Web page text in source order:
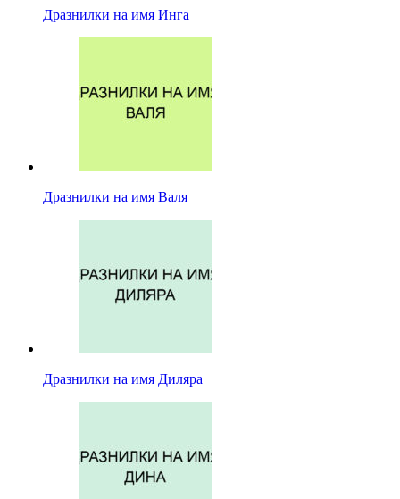
Дразнилки на имя Инга
Дразнилки на имя Валя
Дразнилки на имя Диляра